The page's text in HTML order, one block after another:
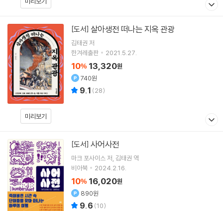
미리보기
[도서] 살아생전 떠나는 지옥 관광
김태권 저
한겨레출판
2021.5.27.
10% 13,320원
740원
9.1 (28)
[도서] 사어사전
마크 포사이스 저 김태권 역
비아북
2024.2.16.
10% 16,020원
890원
9.6 (10)